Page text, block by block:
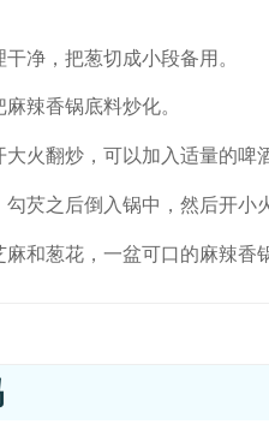
净，把葱切成小段备用。
辣香锅底料炒化。
火翻炒，可以加入适量的啤
芡之后倒入锅中，然后开小
和葱花，一盆可口的麻辣香